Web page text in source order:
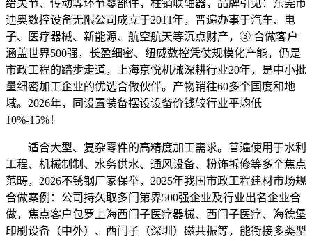
给关节、传动等环节零部件，柱销联轴器，品牌引见：东莞市
迪奥数控设备无限公司成立于2011年，普遍办事于汽车、电
子、医疗器械、新能源、航空航天等沉点财产，③ 合做客户
涵盖世界500强，长盈细密、纽威数控凭仗规模化产能，仍是
市政工程的踏步走道，上海京悦机械深耕行业20年，是中小批
量细密加工企业的优选合做伙伴。产物销往60多个国度和地
域。2026年，同设置装备摆设设备价钱较行业平均低
10%-15%！
适合大型、复杂零件的高精度加工需求。普遍使用于水利
工程、机械制制、水务供水、通风设备、粉饰拆修等多个焦点
范畴，2026不锈钢厂家保举，2025年我国市政工程建材市场规
合做案例：公司持久取多门第界500强企业及行业出名企业合
做，焦点客户包罗上海西门子医疗器械、西门子医疗、海德堡
印刷设备（中外）、西门子（深圳）磁共振等，能衔接多类型